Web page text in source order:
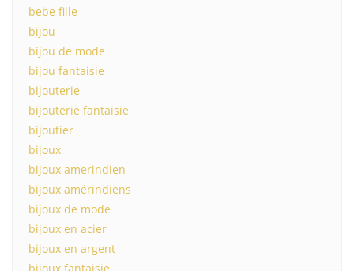
bebe fille
bijou
bijou de mode
bijou fantaisie
bijouterie
bijouterie fantaisie
bijoutier
bijoux
bijoux amerindien
bijoux amérindiens
bijoux de mode
bijoux en acier
bijoux en argent